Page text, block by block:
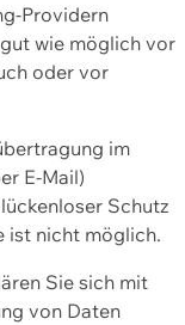
Providern
wie möglich vor
oder vor
im
E-Mail)
Schutz
ist nicht möglich.
Sie sich mit
von Daten